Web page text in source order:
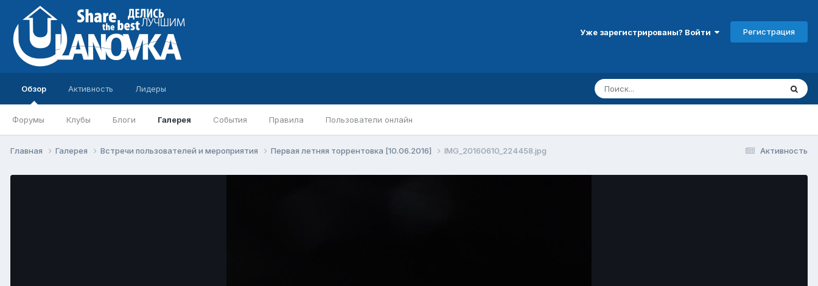
Уже зарегистрированы? Войти Регистрация
Обзор
Форумы Клубы Блоги Галерея События Правила Пользователи онлайн
Активность Лидеры
Активность
Главная Галерея Встречи пользователей и мероприятия Первая летняя торрентовка [10.06.2016] IMG_20160610_224458.jpg